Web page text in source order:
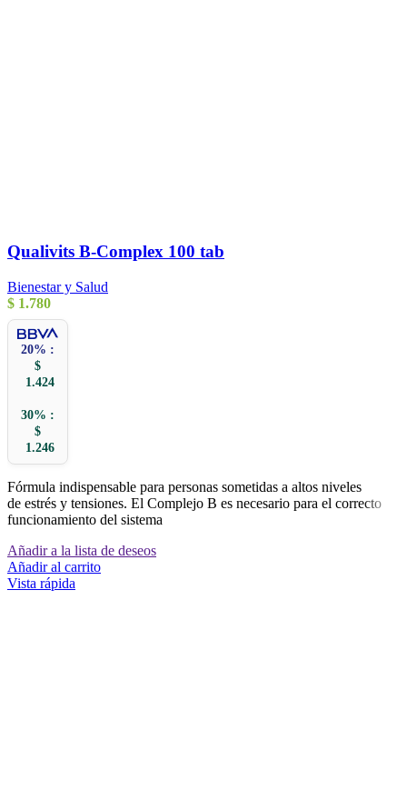
Qualivits B-Complex 100 tab
Bienestar y Salud
$ 1.780
20% :
$
1.424
30% :
$
1.246
Fórmula indispensable para personas sometidas a altos niveles
de estrés y tensiones. El Complejo B es necesario para el correcto
funcionamiento del sistema
Añadir a la lista de deseos
Añadir al carrito
Vista rápida